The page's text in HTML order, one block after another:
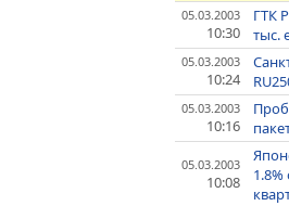
05.03.2003
10:30
ГТК
тыс.
05.03.2003
10:24
05.03.2003
10:16
05.03.2003
10:08